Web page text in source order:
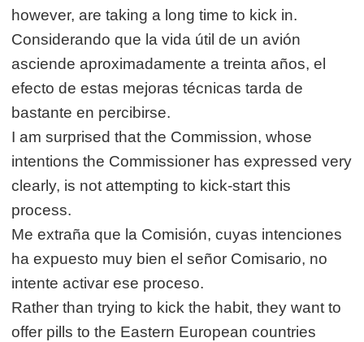
however, are taking a long time to kick in.
Considerando que la vida útil de un avión
asciende aproximadamente a treinta años, el
efecto de estas mejoras técnicas tarda de
bastante en percibirse.
I am surprised that the Commission, whose
intentions the Commissioner has expressed very
clearly, is not attempting to kick-start this
process.
Me extraña que la Comisión, cuyas intenciones
ha expuesto muy bien el señor Comisario, no
intente activar ese proceso.
Rather than trying to kick the habit, they want to
offer pills to the Eastern European countries